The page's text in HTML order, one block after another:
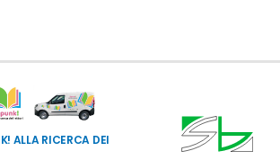
ALLA RICERCA DEI